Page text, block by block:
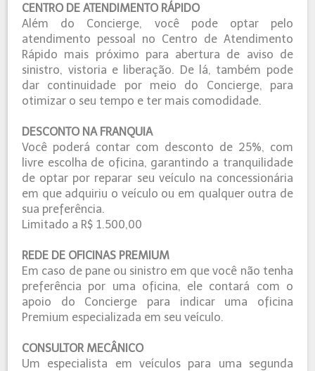
CENTRO DE ATENDIMENTO RÁPIDO
Além do Concierge, você pode optar pelo
atendimento pessoal no Centro de Atendimento
Rápido mais próximo para abertura de aviso de
sinistro, vistoria e liberação. De lá, também pode
dar continuidade por meio do Concierge, para
otimizar o seu tempo e ter mais comodidade.
DESCONTO NA FRANQUIA
Você poderá contar com desconto de 25%, com
livre escolha de oficina, garantindo a tranquilidade
de optar por reparar seu veículo na concessionária
em que adquiriu o veículo ou em qualquer outra de
sua preferência.
Limitado a R$ 1.500,00
REDE DE OFICINAS PREMIUM
Em caso de pane ou sinistro em que você não tenha
preferência por uma oficina, ele contará com o
apoio do Concierge para indicar uma oficina
Premium especializada em seu veículo.
CONSULTOR MECÂNICO
Um especialista em veículos para uma segunda